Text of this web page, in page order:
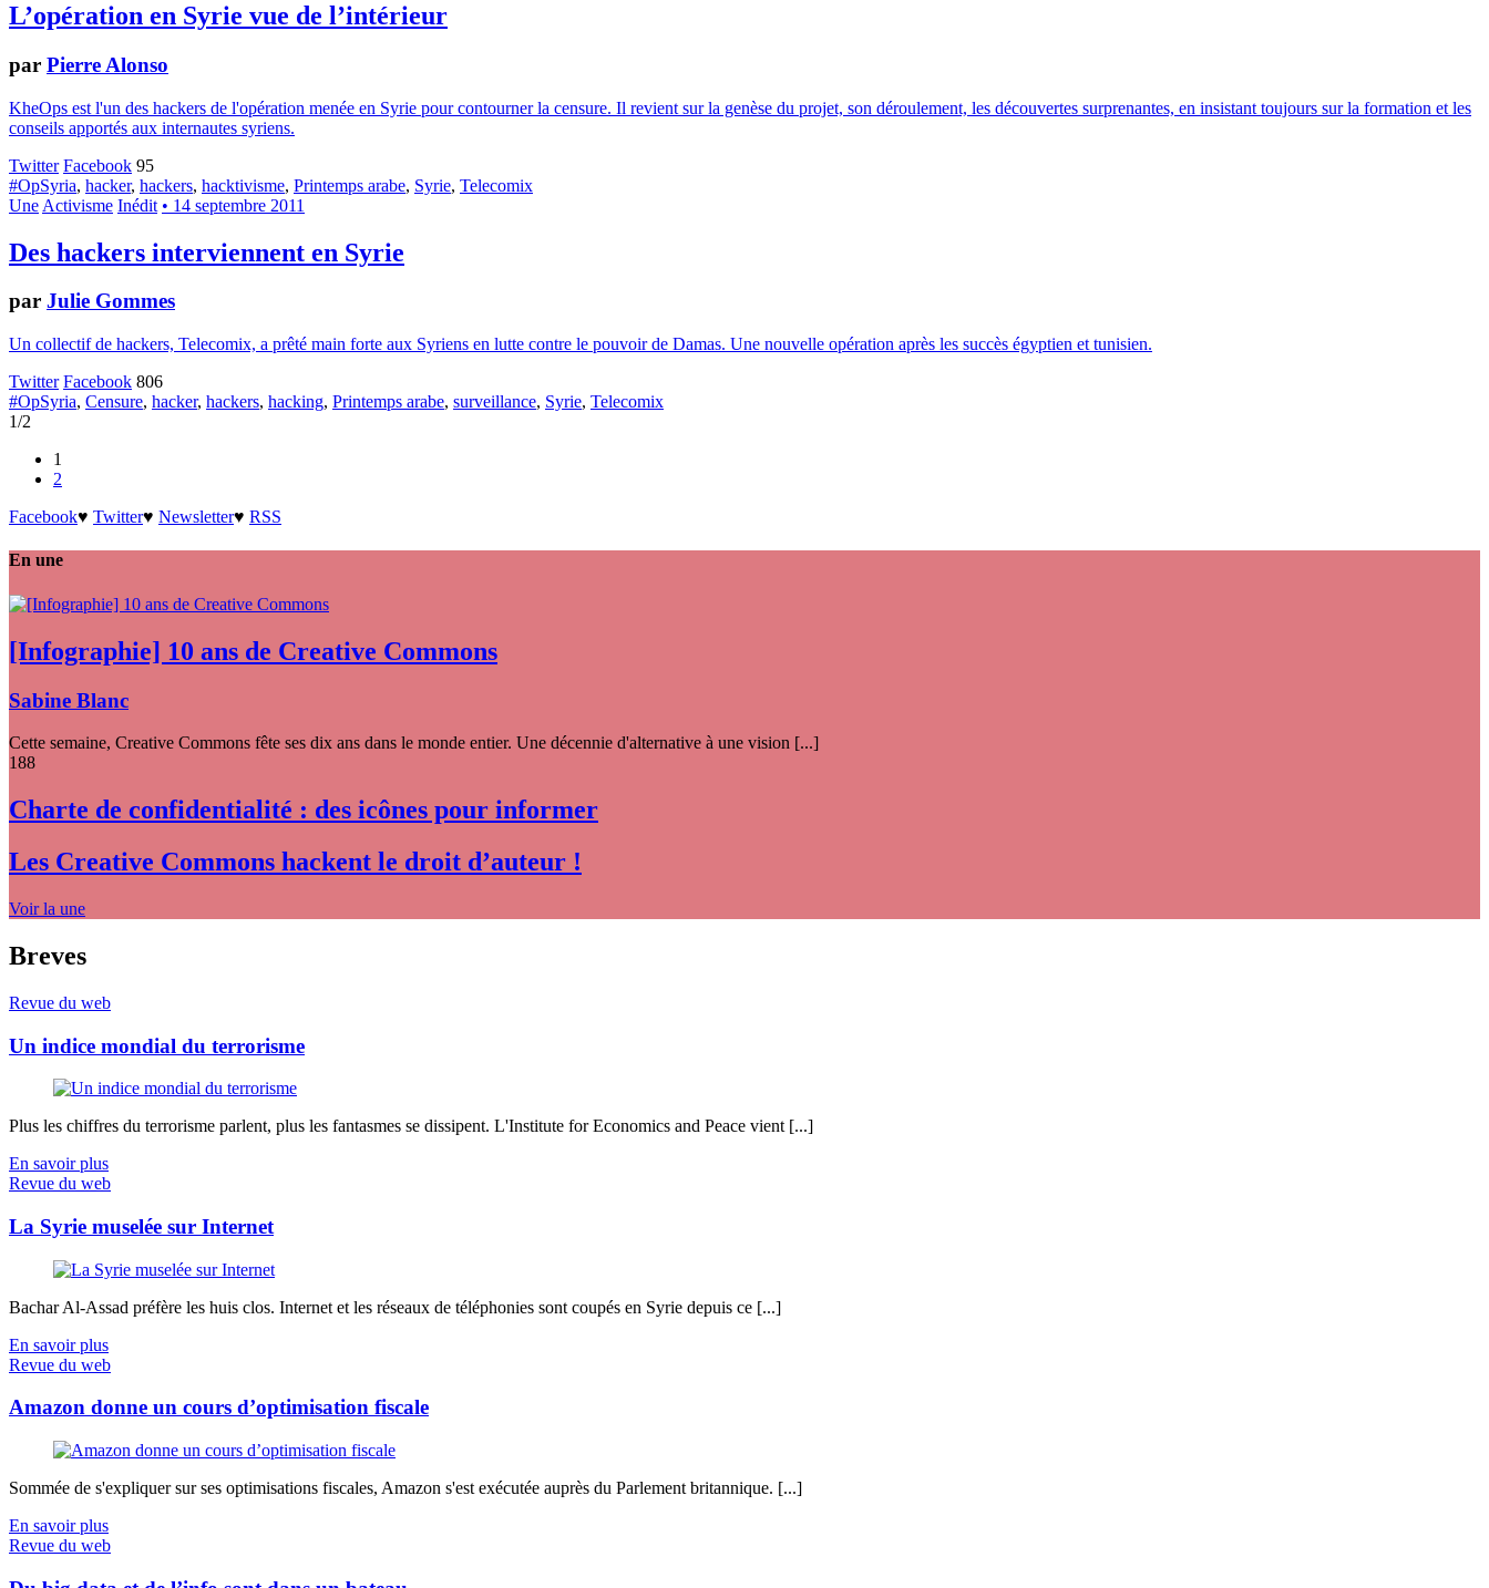
L’opération en Syrie vue de l’intérieur
par Pierre Alonso
KheOps est l'un des hackers de l'opération menée en Syrie pour contourner la censure. Il revient sur la genèse du projet, son déroulement, les découvertes surprenantes, en insistant toujours sur la formation et les
conseils apportés aux internautes syriens.
Twitter Facebook 95
#OpSyria, hacker, hackers, hacktivisme, Printemps arabe, Syrie, Telecomix
Une Activisme Inédit • 14 septembre 2011
Des hackers interviennent en Syrie
par Julie Gommes
Un collectif de hackers, Telecomix, a prêté main forte aux Syriens en lutte contre le pouvoir de Damas. Une nouvelle opération après les succès égyptien et tunisien.
Twitter Facebook 806
#OpSyria, Censure, hacker, hackers, hacking, Printemps arabe, surveillance, Syrie, Telecomix
1/2
1
2
Facebook♥ Twitter♥ Newsletter♥ RSS
En une
[Infographie] 10 ans de Creative Commons
Sabine Blanc
Cette semaine, Creative Commons fête ses dix ans dans le monde entier. Une décennie d'alternative à une vision [...]
188
Charte de confidentialité : des icônes pour informer
Les Creative Commons hackent le droit d’auteur !
Voir la une
Breves
Revue du web
Un indice mondial du terrorisme
Plus les chiffres du terrorisme parlent, plus les fantasmes se dissipent. L'Institute for Economics and Peace vient [...]
En savoir plus
Revue du web
La Syrie muselée sur Internet
Bachar Al-Assad préfère les huis clos. Internet et les réseaux de téléphonies sont coupés en Syrie depuis ce [...]
En savoir plus
Revue du web
Amazon donne un cours d’optimisation fiscale
Sommée de s'expliquer sur ses optimisations fiscales, Amazon s'est exécutée auprès du Parlement britannique. [...]
En savoir plus
Revue du web